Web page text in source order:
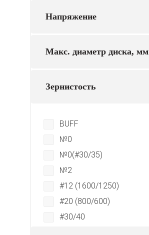
Напряжение
Макс. диаметр диска, мм
Зернистость
BUFF
№0
№0(#30/35)
№2
#12 (1600/1250)
#20 (800/600)
#30/40